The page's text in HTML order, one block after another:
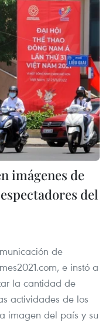
imágenes de
del
de
e instó a
la cantidad de
actividades de los
imagen del país y su